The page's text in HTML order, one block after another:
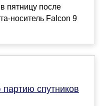
пятницу после
носитель Falcon 9
спутников